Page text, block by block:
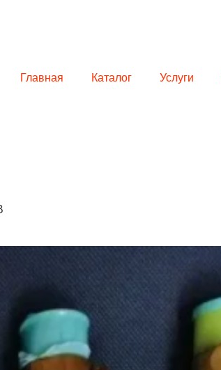
Главная Каталог Услуги